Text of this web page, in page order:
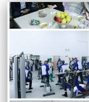
oshirildi.